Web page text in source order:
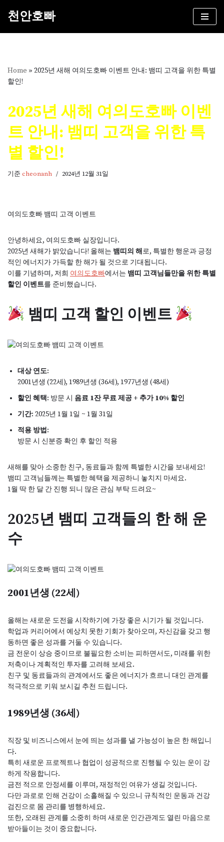
건
너
천안호빠
Home » 2025년 새해 여의도호빠 이벤트 안내: 뱀띠 고객을 위한 특별
할인!
2025년 새해 여의도호빠 이벤
트 안내: 뱀띠 고객을 위한 특
별 할인!
기준 cheonanh 2024년 12월 31일
여의도호빠 뱀띠 고객 이벤트
안녕하세요, 여의도호빠 실장입니다.
2025년 새해가 밝았습니다! 올해는 뱀띠의 해 로, 특별한 행운과 긍정
적인 에너지가 가득할 한 해가 될 것으로 기대됩니다.
이를 기념하며, 저희 여의도호빠에서는 뱀띠 고객님들만을 위한 특별
할인 이벤트를 준비했습니다.
뱀띠 고객 할인 이벤트
대상 연도:
2001년생 (22세), 1989년생 (36세), 1977년생 (48세)
할인 혜택: 방문 시 음료 1잔 무료 제공 + 추가 10% 할인
기간: 2025년 1월 1일 ~ 1월 31일
적용 방법 :
방문 시 신분증 확인 후 할인 적용
새해를 맞아 소중한 친구, 동료들과 함께 특별한 시간을 보내세요!
뱀띠 고객님들께는 특별한 혜택을 제공하니 놓치지 마세요.
1월 딱 한 달 간 진행 되니 많은 관심 부탁 드려요~
2025년 뱀띠 고객들의 한 해 운
수
2001년생 (22세)
올해는 새로운 도전을 시작하기에 가장 좋은 시기가 될 것입니다.
학업과 커리어에서 예상치 못한 기회가 찾아오며, 자신감을 갖고 행
동하면 좋은 성과를 거둘 수 있습니다.
금 전운이 상승 중이므로 불필요한 소비는 피하면서도, 미래를 위한
저축이나 계획적인 투자를 고려해 보세요.
친구 및 동료들과의 관계에서도 좋은 에너지가 흐르니 대인 관계를
적극적으로 키워 보시길 추천 드립니다.
1989년생 (36세)
직장 및 비즈니스에서 눈에 띄는 성과를 낼 가능성이 높은 한 해입니
다.
특히 새로운 프로젝트나 협업이 성공적으로 진행될 수 있는 운이 강
하게 작용합니다.
금전 적으로 안정세를 이루며, 재정적인 여유가 생길 것입니다.
다만 과로로 인해 건강이 소홀해질 수 있으니 규칙적인 운동과 건강
검진으로 몸 관리를 병행하세요.
또한, 오래된 관계를 소중히 하며 새로운 인간관계도 열린 마음으로
받아들이는 것이 중요합니다.